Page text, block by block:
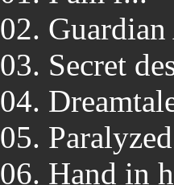
02.
03. Secret
04.
05. Paralyzed
06. Hand in